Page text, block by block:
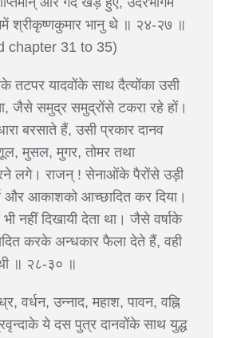
श्रीकृष्णकुमार भानु थे ॥ २४-२७ ॥
chapter 31 to 35)
तटपर यादवोंके साथ दैत्योंका उसी
जैसे समुद्र समुद्रोंसे टकरा रहे हों।
बरसाते हैं, उसी प्रकार दानव
मुसल, मुगर, तोमर तथा
लगे। राजन् ! सेनाओंके पैरोंसे उड़ी
और आकाशको आच्छादित कर दिया।
नहीं दिखायी देता था। जैसे वर्षाके
करके अन्धकार फैला देते हैं, वही
॥ २८-३० ॥
वर्धन, उन्नाद, महाश, पावन, वह्नि
ये दस पुत्र दानवोंके साथ युद्ध